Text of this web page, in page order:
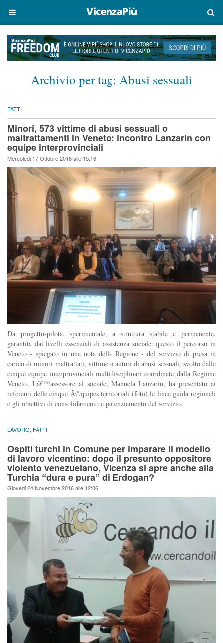
Archivio per tag: Abusi sessuali
FATTI
Minori, 573 vittime di abusi sessuali o
maltrattamenti in Veneto: incontro Lanzarin con
equipe interprovinciali
Mercoledi 17 Ottobre 2018 alle 15:16
Da progetto-pilota, sperimentale, a struttura stabile e permanente,
garantita dai livelli essenziali di assistenza sociale: questo il percorso in
Veneto - spiegato in una nota della Regione - del servizio di presa in
carico di minori maltrattati, vittime o autori di abusi sessuali, svolto dalle
cinque equipe interprovinciali multidisciplinari coordinate dalla Regione
Veneto. Lâ€™assessore al sociale, Manuela Lanzarin, ha presentato ai
referenti delle cinque Ã©quipes territoriali (foto) le linee guida regionali
e gli obiettivi di consolidamento e potenziamento del servizio.
LAVORO, FATTI
Ospiti turchi in Comune per imparare il modello
di lavoro vicentino: dopo il presunto oppositore
violento venezuelano, Vicenza si apre anche alla
Turchia “dura e pura” di Erdogan?
Giovedi 24 Novembre 2016 alle 12:06